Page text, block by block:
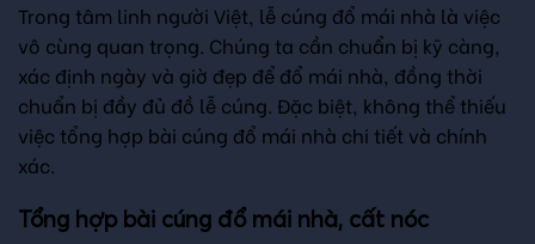
Trong tâm linh người Việt, lễ cúng đổ mái nhà là việc
vô cùng quan trọng. Chúng ta cần chuẩn bị kỹ càng,
xác định ngày và giờ đẹp để đổ mái nhà, đồng thời
chuẩn bị đầy đủ đồ lễ cúng. Đặc biệt, không thể thiếu
việc tổng hợp bài cúng đổ mái nhà chi tiết và chính
xác.
Tổng hợp bài cúng đổ mái nhà, cất nóc